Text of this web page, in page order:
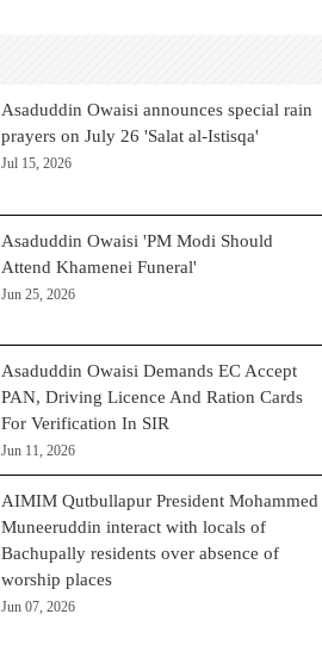
Asaduddin Owaisi announces special rain
prayers on July 26 'Salat al-Istisqa'
Jul 15, 2026
Asaduddin Owaisi 'PM Modi Should
Attend Khamenei Funeral'
Jun 25, 2026
Asaduddin Owaisi Demands EC Accept
PAN, Driving Licence And Ration Cards
For Verification In SIR
Jun 11, 2026
AIMIM Qutbullapur President Mohammed
Muneeruddin interact with locals of
Bachupally residents over absence of
worship places
Jun 07, 2026